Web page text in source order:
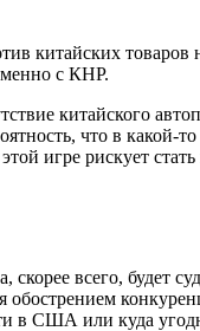
китайских
с КНР.
китайского
что в
игре рискует
всего, будет
обострением
в США или куда